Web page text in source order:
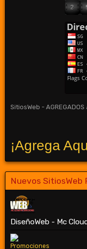
SitiosWeb -
¡Agrega
Nuevos SitiosWeb
DiseñoWeb - Mc